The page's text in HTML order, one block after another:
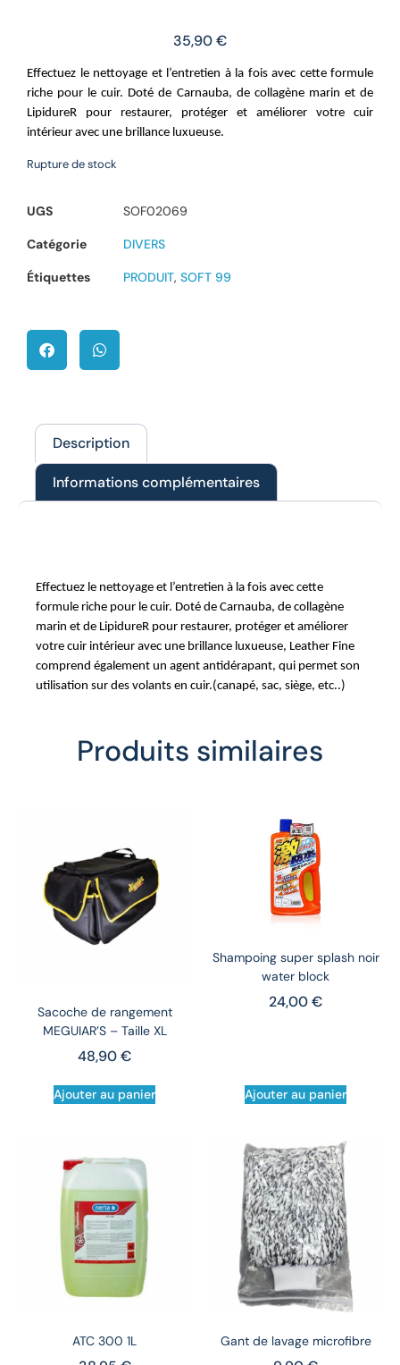
35,90€
Effectuez le nettoyage et l’entretien à la fois avec cette formule
riche pour le cuir. Doté de Carnauba, de collagène marin et de
LipidureR pour restaurer, protéger et améliorer votre cuir
intérieur avec une brillance luxueuse.
Rupture de stock
UGS SOF02069
Catégorie DIVERS
Étiquettes PRODUIT, SOFT 99
Description
Informations complémentaires
Effectuez le nettoyage et l’entretien à la fois avec cette
formule riche pour le cuir. Doté de Carnauba, de collagène
marin et de LipidureR pour restaurer, protéger et améliorer
votre cuir intérieur avec une brillance luxueuse, Leather Fine
comprend également un agent antidérapant, qui permet son
utilisation sur des volants en cuir.(canapé, sac, siège, etc..)
Produits similaires
Sacoche de rangement
MEGUIAR’S – Taille XL
48,90€
Ajouter au panier
Shampoing super splash noir
water block
24,00€
Ajouter au panier
ATC 300 1L Gant de lavage microfibre